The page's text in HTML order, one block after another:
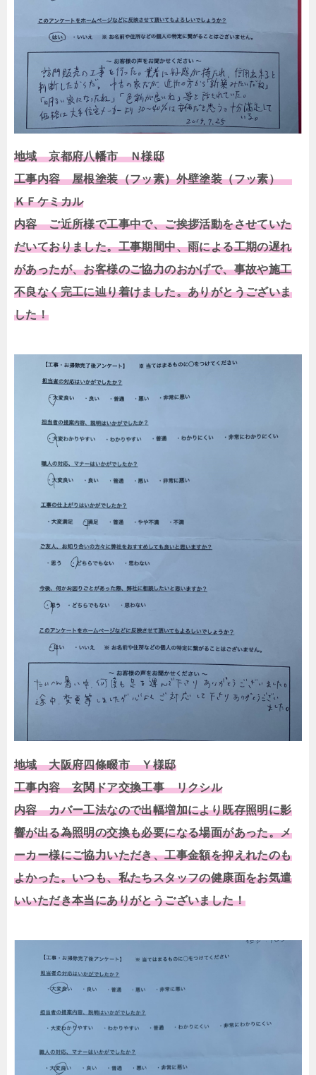
地域 京都府八幡市 Ｎ様邸
工事内容 屋根塗装（フッ素）外壁塗装（フッ素）
ＫＦケミカル
内容 ご近所様で工事中で、ご挨拶活動をさせていた
だいておりました。工事期間中、雨による工期の遅れ
があったが、お客様のご協力のおかげで、事故や施工
不良なく完工に辿り着けました。ありがとうございま
した！
地域 大阪府四條畷市 Ｙ様邸
工事内容 玄関ドア交換工事 リクシル
内容 カバー工法なので出幅増加により既存照明に影
響が出る為照明の交換も必要になる場面があった。メ
ーカー様にご協力いただき、工事金額を抑えれたのも
よかった。いつも、私たちスタッフの健康面をお気遣
いいただき本当にありがとうございました！